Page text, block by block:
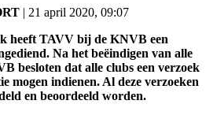
| 21 april 2020, 09:07
heeft TAVV bij de KNVB een
Na het beëindigen van alle
besloten dat alle clubs een verzoek
mogen indienen. Al deze verzoeken
en beoordeeld worden.